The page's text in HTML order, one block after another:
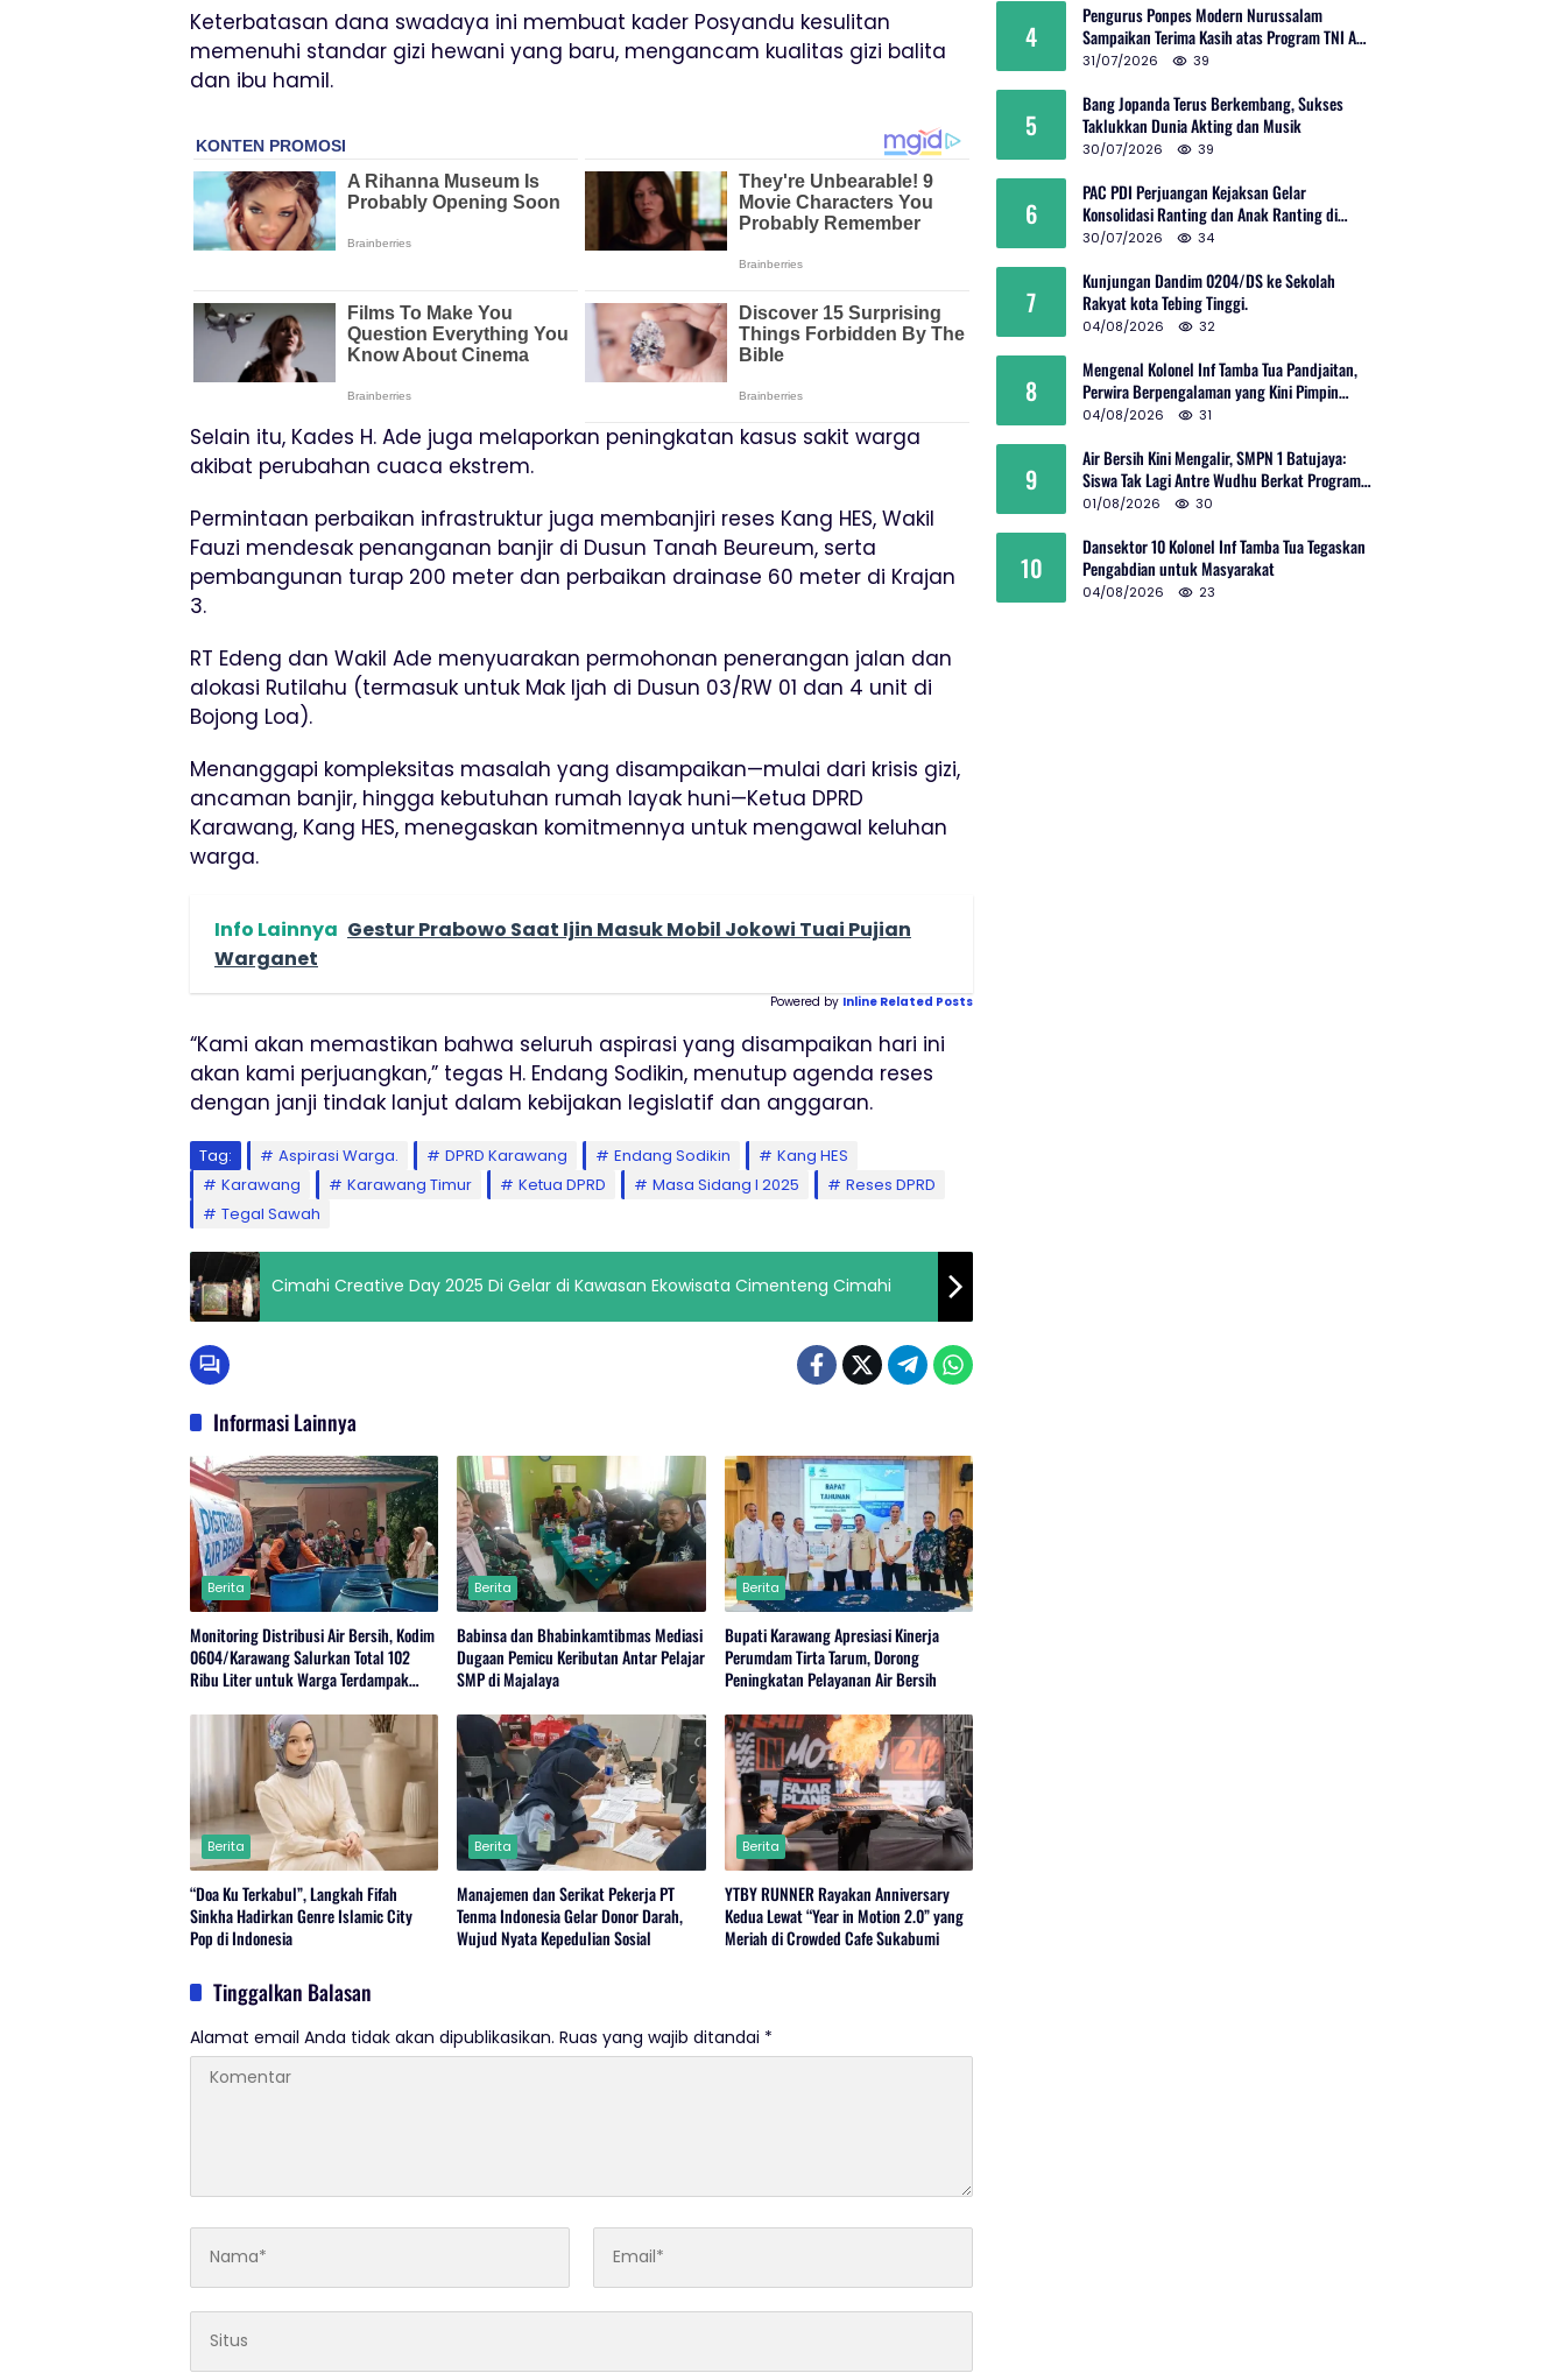
Keterbatasan dana swadaya ini membuat kader Posyandu kesulitan
memenuhi standar gizi hewani yang baru, mengancam kualitas gizi balita
dan ibu hamil.
Selain itu, Kades H. Ade juga melaporkan peningkatan kasus sakit warga
akibat perubahan cuaca ekstrem.
Permintaan perbaikan infrastruktur juga membanjiri reses Kang HES, Wakil
Fauzi mendesak penanganan banjir di Dusun Tanah Beureum, serta
pembangunan turap 200 meter dan perbaikan drainase 60 meter di Krajan
3.
RT Edeng dan Wakil Ade menyuarakan permohonan penerangan jalan dan
alokasi Rutilahu (termasuk untuk Mak Ijah di Dusun 03/RW 01 dan 4 unit di
Bojong Loa).
Menanggapi kompleksitas masalah yang disampaikan—mulai dari krisis gizi,
ancaman banjir, hingga kebutuhan rumah layak huni—Ketua DPRD
Karawang, Kang HES, menegaskan komitmennya untuk mengawal keluhan
warga.
Info Lainnya Gestur Prabowo Saat Ijin Masuk Mobil Jokowi Tuai Pujian
Warganet
Powered by Inline Related Posts
“Kami akan memastikan bahwa seluruh aspirasi yang disampaikan hari ini
akan kami perjuangkan,” tegas H. Endang Sodikin, menutup agenda reses
dengan janji tindak lanjut dalam kebijakan legislatif dan anggaran.
Tag: Aspirasi Warga. DPRD Karawang Endang Sodikin
Kang HES
Karawang
Karawang Timur Ketua DPRD Masa Sidang I 2025
Reses DPRD
Tegal Sawah
Cimahi Creative Day 2025 Di Gelar di Kawasan Ekowisata Cimenteng Cimahi
Informasi Lainnya
Berita
Monitoring Distribusi Air Bersih, Kodim
0604/Karawang Salurkan Total 102
Ribu Liter untuk Warga Terdampak
Berita
Babinsa dan Bhabinkamtibmas Mediasi
Dugaan Pemicu Keributan Antar Pelajar
SMP di Majalaya
Berita
Bupati Karawang Apresiasi Kinerja
Perumdam Tirta Tarum, Dorong
Peningkatan Pelayanan Air Bersih
Berita
“Doa Ku Terkabul”, Langkah Fifah
Sinkha Hadirkan Genre Islamic City
Pop di Indonesia
Berita
Manajemen dan Serikat Pekerja PT
Tenma Indonesia Gelar Donor Darah,
Wujud Nyata Kepedulian Sosial
Berita
YTBY RUNNER Rayakan Anniversary
Kedua Lewat “Year in Motion 2.0” yang
Meriah di Crowded Cafe Sukabumi
Tinggalkan Balasan
Alamat email Anda tidak akan dipublikasikan. Ruas yang wajib ditandai *
4
Pengurus Ponpes Modern Nurussalam
Sampaikan Terima Kasih atas Program TNI AD
Manunggal Air
31/07/2026 39
5
Bang Jopanda Terus Berkembang, Sukses
Taklukkan Dunia Akting dan Musik
30/07/2026 39
6
PAC PDI Perjuangan Kejaksan Gelar
Konsolidasi Ranting dan Anak Ranting di
Kebon Baru
30/07/2026 34
7
Kunjungan Dandim 0204/DS ke Sekolah
Rakyat kota Tebing Tinggi.
04/08/2026 32
8
Mengenal Kolonel Inf Tamba Tua Pandjaitan,
Perwira Berpengalaman yang Kini Pimpin
Sektor 10 Citarum Harum
04/08/2026 31
9
Air Bersih Kini Mengalir, SMPN 1 Batujaya:
Siswa Tak Lagi Antre Wudhu Berkat Program
TNI AD
01/08/2026 30
10
Dansektor 10 Kolonel Inf Tamba Tua Tegaskan
Pengabdian untuk Masyarakat
04/08/2026 23